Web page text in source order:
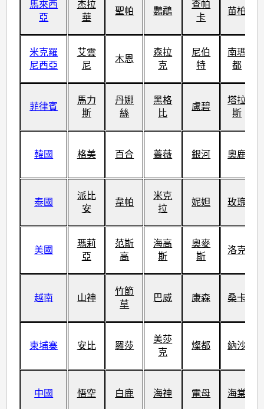
馬來西
亞
杰拉
華
聖帕 鸚鵡
查帕
卡
苗柏
米克羅
尼西亞
艾雲
尼
木恩
森拉
克
尼伯
特
南瑪
都
菲律賓
馬力
斯
丹娜
絲
黑格
比
盧碧
塔拉
斯
韓國 格美 百合 薔薇 銀河 奧鹿
泰國
派比
安
韋帕
米克
拉
妮妲 玫瑰
美國
瑪莉
亞
范斯
高
海高
斯
奧麥
斯
洛克
越南 山神
竹節
草
巴威 康森 桑卡
柬埔寨 安比 羅莎
美莎
克
燦都 納沙
中國 悟空 白鹿 海神 電母 海棠